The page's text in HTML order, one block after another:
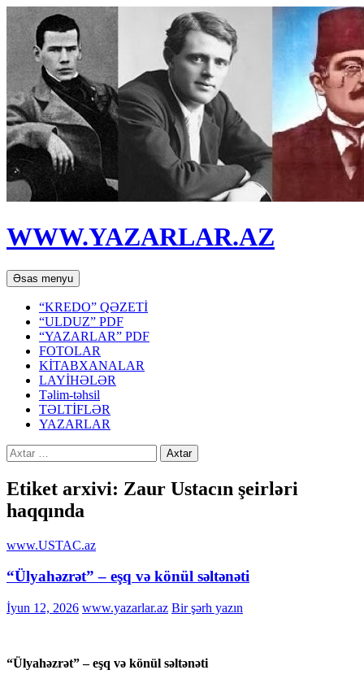
WWW.YAZARLAR.AZ
Axtar
Əsas menyu Mühtəviyyata
keç
“KREDO” QƏZETİ
“ULDUZ” PDF
“YAZARLAR” PDF
FOTOLAR
KİTABXANALAR
LAYİHƏLƏR
Təlim-təhsil
TƏLTİFLƏR
YAZARLAR
Axtarış:
Etiket arxivi: Zaur Ustacın şeirləri
haqqında
www.USTAC.az
“Ülyahəzrət” – eşq və könül səltənəti
İyun 12, 2026 www.yazarlar.az Bir şərh yazın
“Ülyahəzrət” – eşq və könül səltənəti